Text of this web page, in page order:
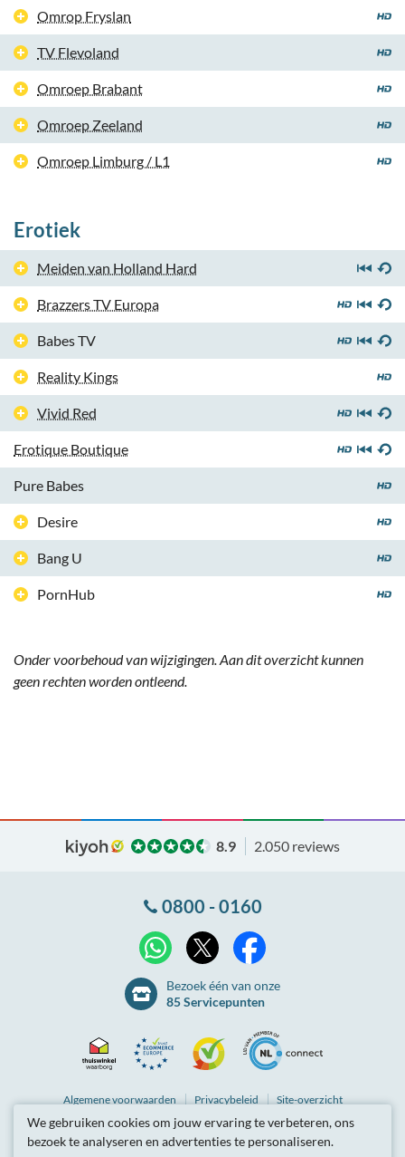
Omrop Fryslan
TV Flevoland
Omroep Brabant
Omroep Zeeland
Omroep Limburg / L1
Erotiek
Meiden van Holland Hard
Brazzers TV Europa
Babes TV
Reality Kings
Vivid Red
Erotique Boutique
Pure Babes
Desire
Bang U
PornHub
Onder voorbehoud van wijzigingen. Aan dit overzicht kunnen
geen rechten worden ontleend.
8.9 2.050 reviews
0800 - 0160
WhatsApp
Bezoek één van onze
85 Servicepunten
WaarborgEurope
Algemenevoorwaarden Privacybeleid Site-overzicht
Partnerprogramma Tarieven zijn inclusief btw.
We gebruiken cookies om jouw ervaring te verbeteren, ons
bezoek te analyseren en advertenties te personaliseren.